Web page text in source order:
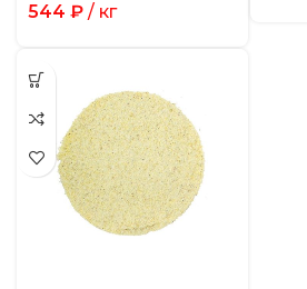
544 ₽ / кг